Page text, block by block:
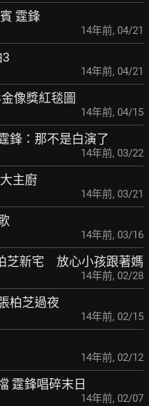
霆鋒
14年前, 04/21
14年前, 04/21
像獎紅毯圖
14年前, 04/15
鋒：那不是白演了
14年前, 03/22
主廚
14年前, 03/21
14年前, 03/16
芝新宅 放心小孩跟著媽
14年前, 02/28
柏芝過夜
14年前, 02/15
14年前, 02/12
霆鋒唱碎末日
14年前, 02/07